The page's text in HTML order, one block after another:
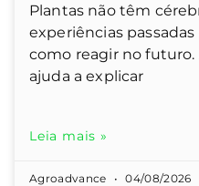
Plantas não têm
experiências
como reagir no
ajuda a explicar
Leia mais »
Agroadvance 04/08/2026